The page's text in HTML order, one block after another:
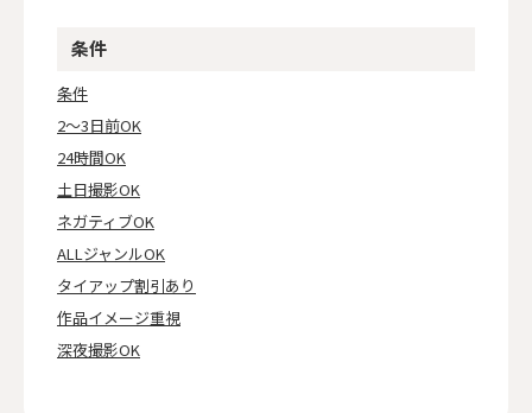
条件
条件
2～3日前OK
24時間OK
土日撮影OK
ネガティブOK
ALLジャンルOK
タイアップ割引あり
作品イメージ重視
深夜撮影OK